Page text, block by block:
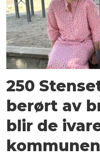
250
berørt av
blir de
kommunen